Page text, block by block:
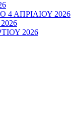
ΑΠΡΙΛΙΟΥ 2026
2026